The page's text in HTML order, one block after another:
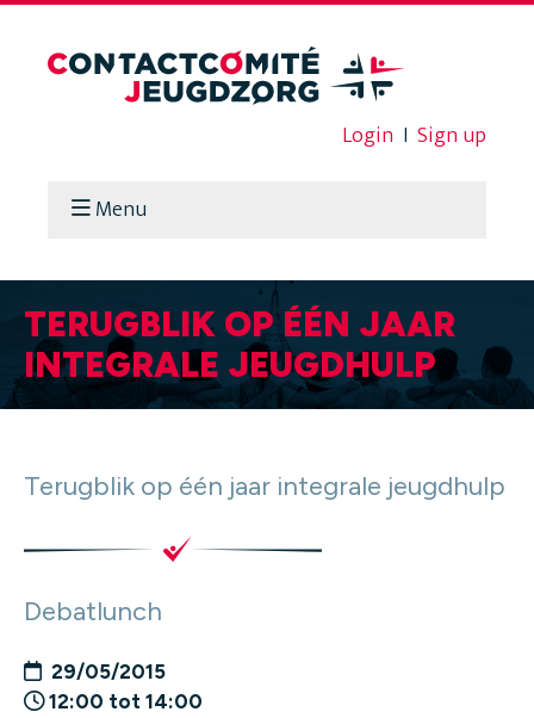
Login I Sign up
Menu
TERUGBLIK OP ÉÉN JAAR
INTEGRALE JEUGDHULP
Terugblik op één jaar integrale jeugdhulp
Debatlunch
29/05/2015
12:00 tot 14:00